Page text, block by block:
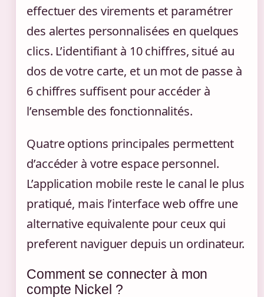
effectuer des virements et paramétrer
des alertes personnalisées en quelques
clics. L’identifiant à 10 chiffres, situé au
dos de votre carte, et un mot de passe à
6 chiffres suffisent pour accéder à
l’ensemble des fonctionnalités.
Quatre options principales permettent
d’accéder à votre espace personnel.
L’application mobile reste le canal le plus
pratiqué, mais l’interface web offre une
alternative equivalente pour ceux qui
preferent naviguer depuis un ordinateur.
Comment se connecter à mon
compte Nickel ?